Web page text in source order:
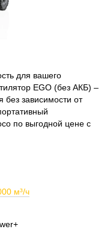
для вашего
EGO (без АКБ) –
зависимости от
по выгодной цене с
м³/ч